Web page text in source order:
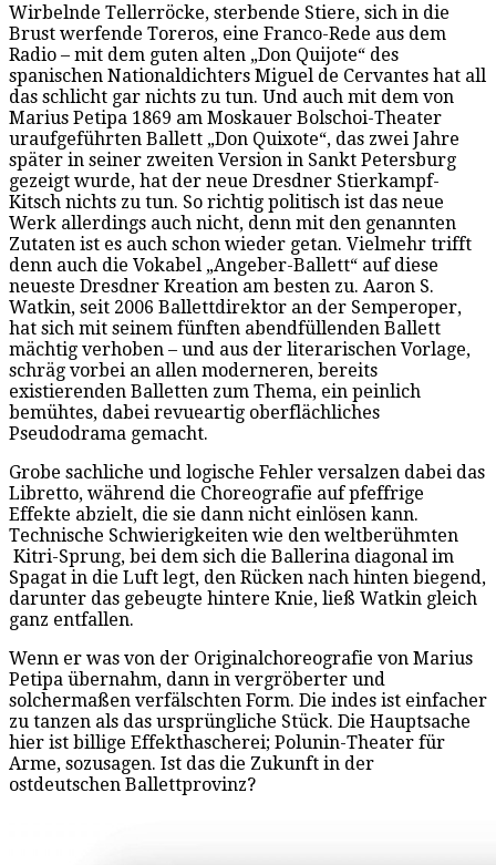
Wirbelnde Tellerröcke, sterbende Stiere, sich in die
Brust werfende Toreros, eine Franco-Rede aus dem
Radio – mit dem guten alten „Don Quijote“ des
spanischen Nationaldichters Miguel de Cervantes hat all
das schlicht gar nichts zu tun. Und auch mit dem von
Marius Petipa 1869 am Moskauer Bolschoi-Theater
uraufgeführten Ballett „Don Quixote“, das zwei Jahre
später in seiner zweiten Version in Sankt Petersburg
gezeigt wurde, hat der neue Dresdner Stierkampf-
Kitsch nichts zu tun. So richtig politisch ist das neue
Werk allerdings auch nicht, denn mit den genannten
Zutaten ist es auch schon wieder getan. Vielmehr trifft
denn auch die Vokabel „Angeber-Ballett“ auf diese
neueste Dresdner Kreation am besten zu. Aaron S.
Watkin, seit 2006 Ballettdirektor an der Semperoper,
hat sich mit seinem fünften abendfüllenden Ballett
mächtig verhoben – und aus der literarischen Vorlage,
schräg vorbei an allen moderneren, bereits
existierenden Balletten zum Thema, ein peinlich
bemühtes, dabei revueartig oberflächliches
Pseudodrama gemacht.
Grobe sachliche und logische Fehler versalzen dabei das
Libretto, während die Choreografie auf pfeffrige
Effekte abzielt, die sie dann nicht einlösen kann.
Technische Schwierigkeiten wie den weltberühmten
Kitri-Sprung, bei dem sich die Ballerina diagonal im
Spagat in die Luft legt, den Rücken nach hinten biegend,
darunter das gebeugte hintere Knie, ließ Watkin gleich
ganz entfallen.
Wenn er was von der Originalchoreografie von Marius
Petipa übernahm, dann in vergröberter und
solchermaßen verfälschten Form. Die indes ist einfacher
zu tanzen als das ursprüngliche Stück. Die Hauptsache
hier ist billige Effekthascherei; Polunin-Theater für
Arme, sozusagen. Ist das die Zukunft in der
ostdeutschen Ballettprovinz?